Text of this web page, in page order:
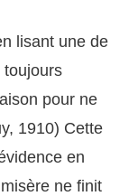
lisant une de
toujours
pour ne
1910) Cette
en
ne finit